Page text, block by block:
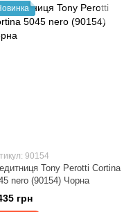
90154
Tony Perotti Cortina
nero (90154) Чорна
грн